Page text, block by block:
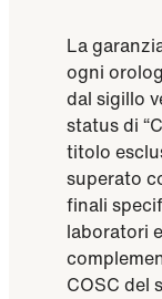
La
ogni
dal sigillo
status di
titolo
superato
finali
laboratori
COSC del